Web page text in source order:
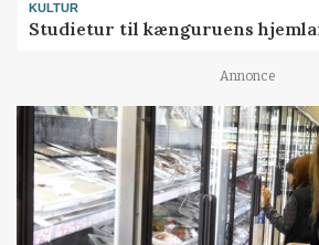
KULTUR
Studietur til kænguruens
Annonce